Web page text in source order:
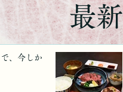
最
、今しか